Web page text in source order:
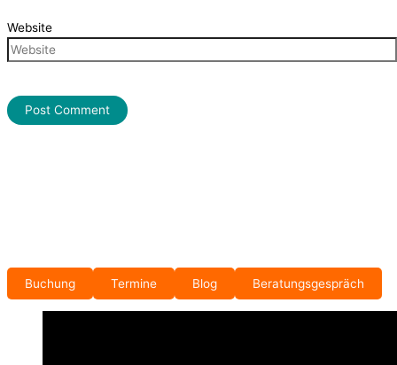
Buchung Termine Blog Beratungsgespräch
Website